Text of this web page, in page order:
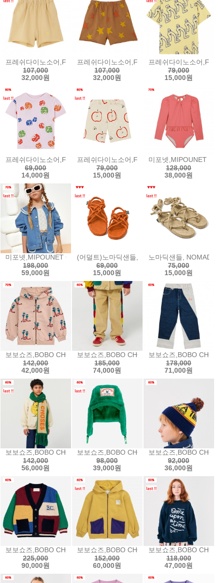
프레쉬다이노소어,FRESH DINOSAURS BIG FISH NEW WHEAT
107,000
32,000원
프레쉬다이노소어,FRESH DINOSAURS
107,000
32,000원
프레쉬다이노소어
79,000
15,000원
프레쉬다이노소어,FRESH DINOSAURS YING/YANG ALL OVER T-
69,000
14,000원
프레쉬다이노소어,FRESH DINOSAURS
79,000
15,000원
미포넷,MIPOUNET
128,000
38,000원
미포넷,MIPOUNET CARINE COLLARED DENIM JACKET - BLUE
198,000
59,000원
(어덜트)노마딕샌들, NOMADIC STATE OF
69,000
15,000원
노마딕샌들,
75,000
15,000원
보보쇼즈,BOBO CHOSES Dancing Giants all over zipped hoodie -
142,000
42,000원
보보쇼즈,BOBO CHOSES BC color block
185,000
74,000원
보보쇼즈,BOBO
178,000
71,000원
보보쇼즈,BOBO CHOSES knitted scarf - GREEN니트 스카프24aw
142,000
56,000원
보보쇼즈,BOBO CHOSES B.C furry chapka
98,000
39,000원
보보쇼즈,BOBO
92,000
36,000원
보보쇼즈,BOBO CHOSES B.C vintage color block cardigan비씨 빈
225,000
90,000원
보보쇼즈,BOBO CHOSES Bobo Choses
152,000
60,000원
보보쇼즈,BOBO
118,000
47,000원